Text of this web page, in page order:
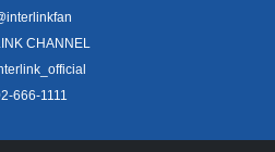
CHANNEL
666-1111